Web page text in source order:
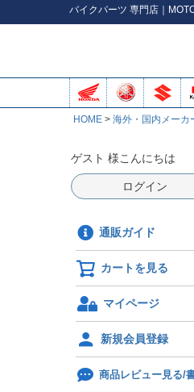
バイクパーツ 専門店｜
HOME 海外・国内メーカ
ゲスト 様こんにちは
ログイン
通販ガイド
カートを見る
マイページ
新規会員登録
商品レビュー見る/